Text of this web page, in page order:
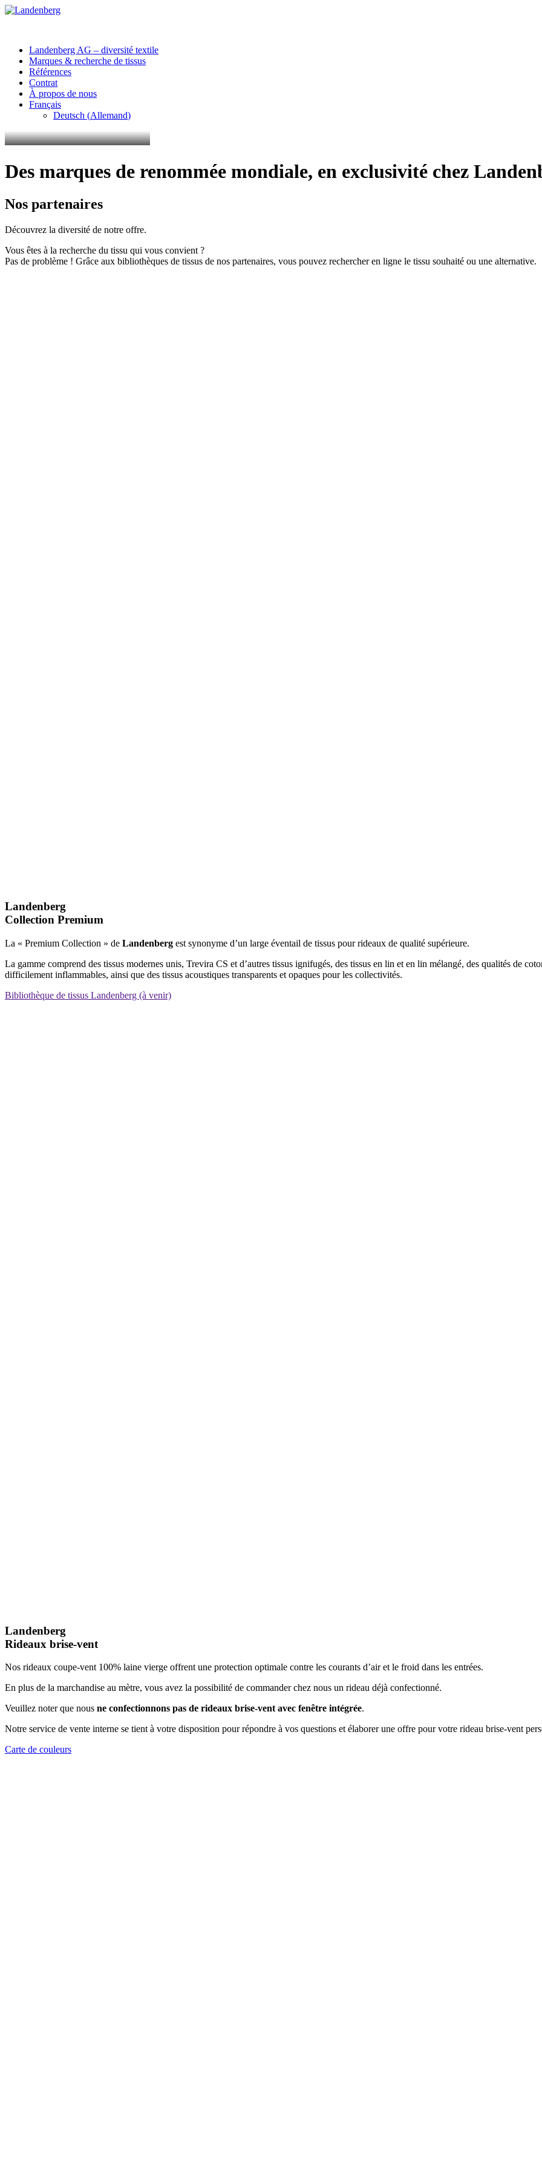
Landenberg AG – diversité textile
Marques & recherche de tissus
Références
Contrat
À propos de nous
Français
Deutsch (Allemand)
Des marques de renommée mondiale, en exclusivité chez
Nos partenaires
Découvrez la diversité de notre offre.
Vous êtes à la recherche du tissu qui vous convient ?
Pas de problème ! Grâce aux bibliothèques de tissus de nos partenaires, vous pouvez rechercher en ligne le tissu souhaité ou une alternative.
Landenberg
Collection Premium
La « Premium Collection » de Landenberg est synonyme d’un large éventail de tissus pour rideaux de qualité supérieure.
La gamme comprend des tissus modernes unis, Trevira CS et d’autres tissus ignifugés, des tissus en lin et en lin mélangé, des qualités de
difficilement inflammables, ainsi que des tissus acoustiques transparents et opaques pour les collectivités.
Bibliothèque de tissus Landenberg (à venir)
Landenberg
Rideaux brise-vent
Nos rideaux coupe-vent 100% laine vierge offrent une protection optimale contre les courants d’air et le froid dans les entrées.
En plus de la marchandise au mètre, vous avez la possibilité de commander chez nous un rideau déjà confectionné.
Veuillez noter que nous ne confectionnons pas de rideaux brise-vent avec fenêtre intégrée.
Notre service de vente interne se tient à votre disposition pour répondre à vos questions et élaborer une offre pour votre rideau brise-vent
Carte de couleurs